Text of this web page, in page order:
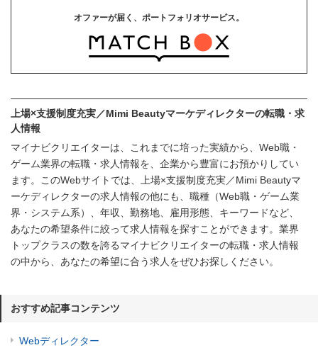
オファーが届く、ポートフォリオサービス。
上場×支援制度充実／Mimi Beautyマーケディレクターの転職・求
人情報
マイナビクリエイターは、これまでに培った実績から、Web職・
ゲーム業界の転職・求人情報を、企業から豊富にお預かりしてい
ます。このWebサイトでは、上場×支援制度充実／Mimi Beautyマ
ーケディレクターの求人情報の他にも、職種（Web職・ゲーム業
界・システム系）、年収、勤務地、雇用形態、キーワードなど、
あなたの希望条件に絞って求人情報を探すことができます。業界
トップクラスの数を誇るマイナビクリエイターの転職・求人情報
の中から、あなたの希望に合う求人をぜひお探しください。
おすすめ記事コンテンツ
Webディレクター